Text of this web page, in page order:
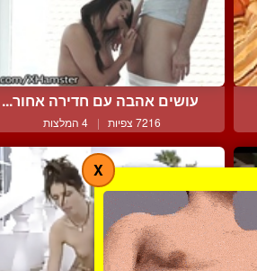
עושים אהבה עם חדירה אחור...
7216 צפיות | 4 המלצות
X